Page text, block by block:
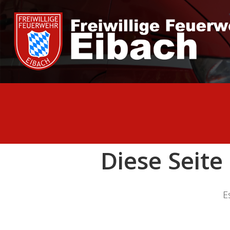
Inhalt
springen
Diese